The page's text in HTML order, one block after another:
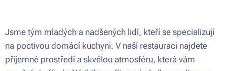
Jsme tým mladých a nadšených lidí, kteří se specializují
na poctivou domácí kuchyni. V naší restauraci najdete
příjemné prostředí a skvělou atmosféru, která vám